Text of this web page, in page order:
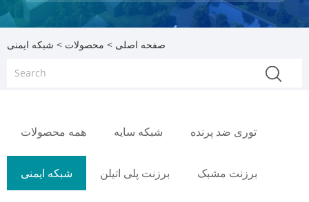
صفحه اصلی > محصولات > شبکه ایمنی
همه محصولات شبکه سایه توری ضد پرنده
شبکه ایمنی برزنت پلی اتیلن برزنت مشبک